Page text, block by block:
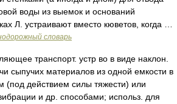
воды из выемок и оснований
Л. устраивают вместо кюветов, когда …
словарь
транспорт. устр во в виде наклон.
сыпучих материалов из одной емкости в
(под действием силы тяжести) или
и др. способами; использ. для